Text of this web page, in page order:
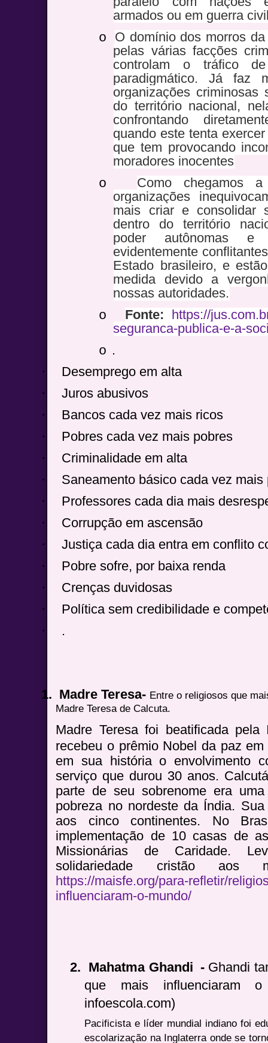
armados ou em guerra
o
O domínio dos morros
pelas várias facções
controlam o tráfico
paradigmático. Já faz
organizações criminosas
do território nacional,
confrontando
quando este tenta
que tem provocando
moradores inocentes
o
Como chegamos
organizações
mais criar e consolidar
dentro do território
poder autônomas e
evidentemente
Estado brasileiro, e
medida devido a
nossas autoridades.
o
Fonte:
https://
seguranca-publica-e-a-
o .
·
Desemprego em alta
·
Juros abusivos
·
Bancos cada vez mais ricos
·
Pobres cada vez mais pobres
·
Criminalidade em alta
·
Saneamento básico cada vez mais
·
Professores cada dia mais
·
Corrupção em ascensão
·
Justiça cada dia entra em conflito
·
Pobre sofre, por baixa renda
·
Crenças duvidosas
·
Política sem credibilidade e
·
.
1. Madre Teresa- Entre o religiosos que
Madre Teresa de Calcuta.
Madre Teresa foi beatificada
recebeu o prêmio Nobel da paz em
em sua história o envolvimento
serviço que durou 30 anos.
parte de seu sobrenome era
pobreza no nordeste da Índia.
aos cinco continentes. No
implementação de 10 casas de
Missionárias de Caridade.
solidariedade cristão aos
https://maisfe.org/para-refletir/
influenciaram-o-mundo/
2. Mahatma Ghandi - Ghandi
que mais influenciaram
infoescola.com)
Pacificista e líder mundial indiano foi
escolarização na Inglaterra onde se